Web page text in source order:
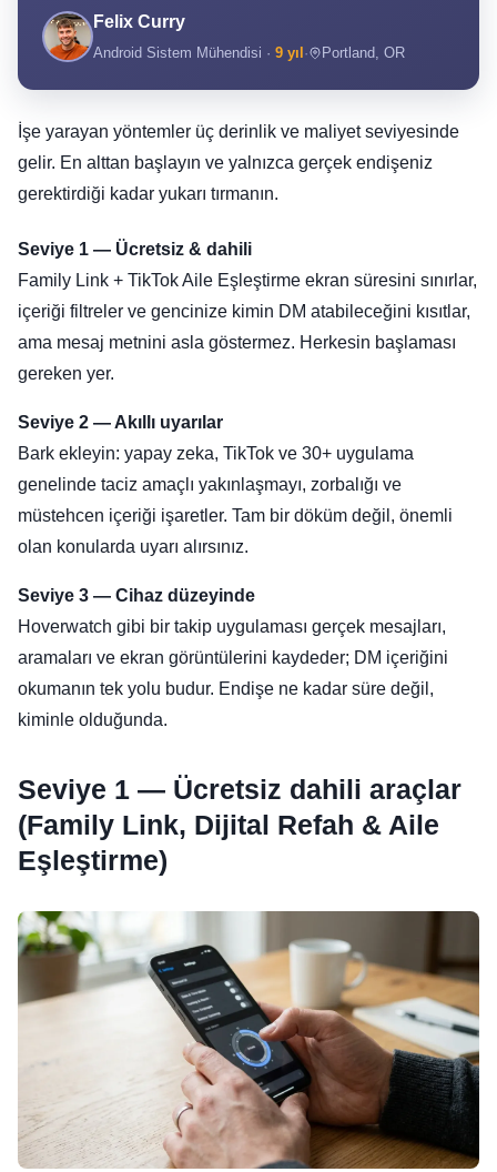
Felix Curry
Android Sistem Mühendisi · 9 yıl · Portland, OR
İşe yarayan yöntemler üç derinlik ve maliyet seviyesinde
gelir. En alttan başlayın ve yalnızca gerçek endişeniz
gerektirdiği kadar yukarı tırmanın.
Seviye 1 — Ücretsiz & dahili
Family Link + TikTok Aile Eşleştirme ekran süresini sınırlar,
içeriği filtreler ve gencinize kimin DM atabileceğini kısıtlar,
ama mesaj metnini asla göstermez. Herkesin başlaması
gereken yer.
Seviye 2 — Akıllı uyarılar
Bark ekleyin: yapay zeka, TikTok ve 30+ uygulama
genelinde taciz amaçlı yakınlaşmayı, zorbalığı ve
müstehcen içeriği işaretler. Tam bir döküm değil, önemli
olan konularda uyarı alırsınız.
Seviye 3 — Cihaz düzeyinde
Hoverwatch gibi bir takip uygulaması gerçek mesajları,
aramaları ve ekran görüntülerini kaydeder; DM içeriğini
okumanın tek yolu budur. Endişe ne kadar süre değil,
kiminle olduğunda.
Seviye 1 — Ücretsiz dahili araçlar
(Family Link, Dijital Refah & Aile
Eşleştirme)